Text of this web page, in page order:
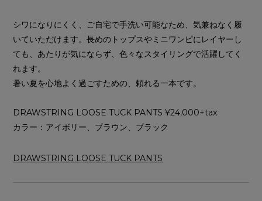
シワになりにくく、ご自宅で手洗い可能なため、気兼ねなく履
いていただけます。長めのトップスやミニワンピにレイヤーし
ても、あたりが気にならず、色々なスタイリングで活躍してく
れます。
暑い夏を心地よく過ごすための、頼れる一本です。
DRAWSTRING LOOSE TUCK PANTS ¥24,000+tax
カラー：アイボリー、ブラウン、ブラック
DRAWSTRING LOOSE TUCK PANTS